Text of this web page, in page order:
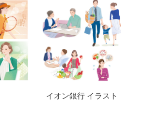
イオン銀行 イラスト